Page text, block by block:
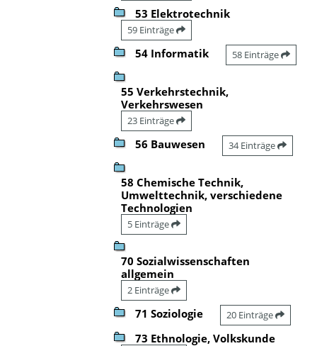
53 Elektrotechnik
59 Einträge
54 Informatik 58 Einträge
55 Verkehrstechnik,
Verkehrswesen
23 Einträge
56 Bauwesen 34 Einträge
58 Chemische Technik,
Umwelttechnik, verschiedene
Technologien
5 Einträge
70 Sozialwissenschaften
allgemein
2 Einträge
71 Soziologie 20 Einträge
73 Ethnologie, Volkskunde